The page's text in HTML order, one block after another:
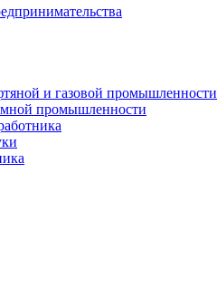
и газовой промышленности
промышленности